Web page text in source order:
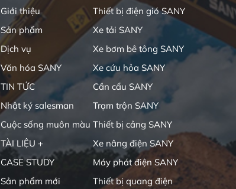
Giới thiệu
Sản phẩm
Dịch vụ
Văn hóa SANY
TIN TỨC
Nhật ký salesman
Cuộc sống muôn màu
TÀI LIỆU +
CASE STUDY
Sản phẩm mới
Thiết bị điện gió SANY
Xe tải SANY
Xe bơm bê tông SANY
Xe cứu hỏa SANY
Cần cẩu SANY
Trạm trộn SANY
Thiết bị cảng SANY
Xe nâng điện SANY
Máy phát điện SANY
Thiết bị quang điện